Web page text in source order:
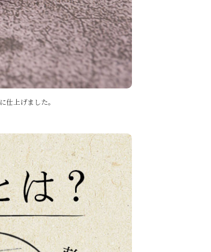
に仕上げました。